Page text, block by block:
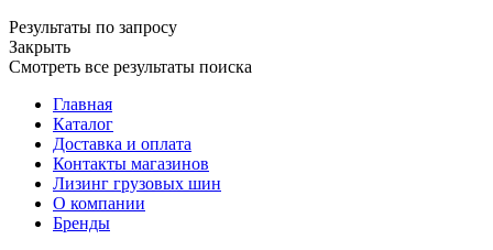
Результаты по запросу
Закрыть
Смотреть все результаты поиска
Главная
Каталог
Доставка и оплата
Контакты магазинов
Лизинг грузовых шин
О компании
Бренды